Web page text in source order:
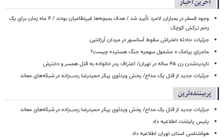
وجود فسفر در بمباران لامرد تأیید شد / هدف بمبچه‌ها غیرنظامیان بودند / ۴ ماه زمان برای یک
زخم ترکش کوچک
جزئیات حادثه دلخراش سقوط آسانسور در میدان آرژانتین
ماجرای پیامک « مشمول سهمیه جنگ هستید» چیست؟
ناپدیدشدن زن ۴۵ ساله در تهران/ اعتراف پدر خانواده به قتل همسر و دخترش
جزئیات جدید از قتل یک مداح/ پخش ویدئوی پیکر حمیدرضا رجب‌زاده در شبکه‌های معاند
پربیننده‌ترین
جزئیات جدید از قتل یک مداح/ پخش ویدئوی پیکر حمیدرضا رجب‌زاده در شبکه‌های معاند
پلیس پایتخت اطلاعیه داد
هواشناسی استان تهران اطلاعیه داد